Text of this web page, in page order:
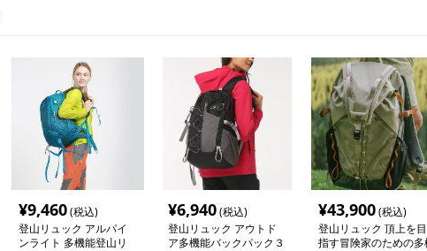
¥9,460(税込)
登山リュック アルパイ
ンライト 多機能登山リ
¥6,940(税込)
登山リュック アウトド
ア多機能バックパック３
¥43,900(税込)
登山リュック 頂上を目
指す冒険家のための多